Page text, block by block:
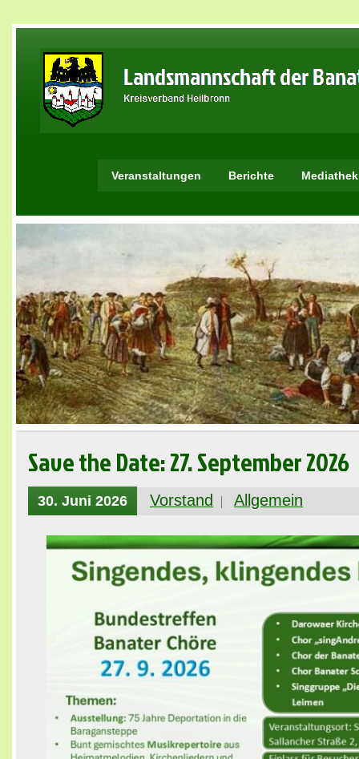
Veranstaltungen Berichte Mediathek
Save the Date: 27. September 2026
30. Juni 2026 Vorstand Allgemein